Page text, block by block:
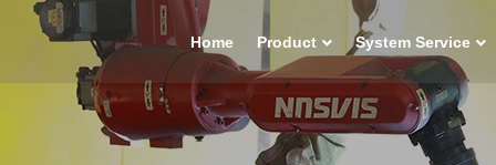
Home Product System Service